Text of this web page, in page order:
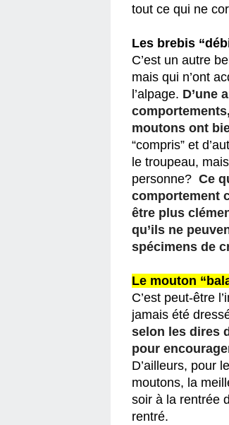
tout ce qui ne
Les brebis
C’est un autre
mais qui n’ont
l’alpage. D’une
moutons ont
“compris” et
le troupeau,
personne? Ce
comportement
être plus
qu’ils ne
spécimens de
Le mouton
C’est peut-être
jamais été
selon les dires
pour
D’ailleurs, pour
moutons, la
soir à la rentrée
rentré.